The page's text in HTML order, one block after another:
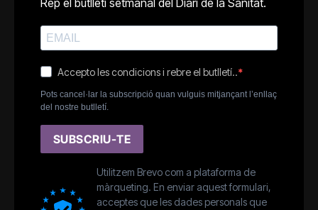
Rep el butlletí setmanal del Diari de la Sanitat.
Accepto les condicions i rebre el butlletí..
Pots cancel·lar la subscripció quan vulguis mitjançant l’enllaç
del nostre butlletí.
SUBSCRIU-TE
Utilitzem Brevo com a plataforma de
màrqueting. En enviar aquest formulari,
acceptes que les dades personals que